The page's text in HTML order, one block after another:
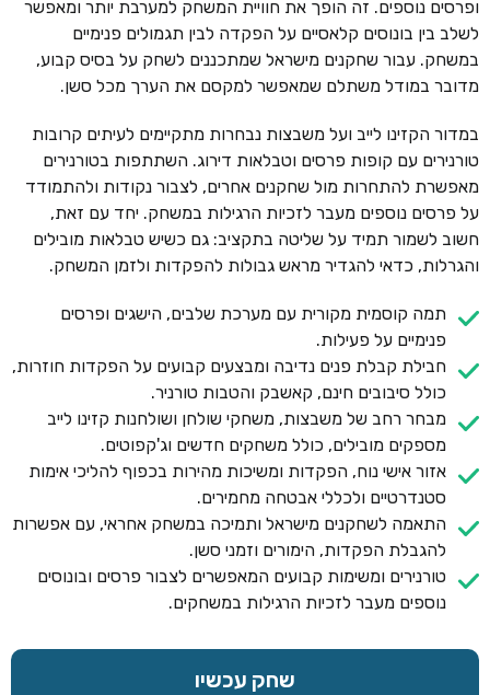
ופרסים נוספים. זה הופך את חוויית המשחק למערבת יותר ומאפשר
לשלב בין בונוסים קלאסיים על הפקדה לבין תגמולים פנימיים
במשחק. עבור שחקנים מישראל שמתכננים לשחק על בסיס קבוע,
מדובר במודל משתלם שמאפשר למקסם את הערך מכל סשן.
במדור הקזינו לייב ועל משבצות נבחרות מתקיימים לעיתים קרובות
טורנירים עם קופות פרסים וטבלאות דירוג. השתתפות בטורנירים
מאפשרת להתחרות מול שחקנים אחרים, לצבור נקודות ולהתמודד
על פרסים נוספים מעבר לזכיות הרגילות במשחק. יחד עם זאת,
חשוב לשמור תמיד על שליטה בתקציב: גם כשיש טבלאות מובילים
והגרלות, כדאי להגדיר מראש גבולות להפקדות ולזמן המשחק.
תמה קוסמית מקורית עם מערכת שלבים, הישגים ופרסים
פנימיים על פעילות.
חבילת קבלת פנים נדיבה ומבצעים קבועים על הפקדות חוזרות,
כולל סיבובים חינם, קאשבק והטבות טורניר.
מבחר רחב של משבצות, משחקי שולחן ושולחנות קזינו לייב
מספקים מובילים, כולל משחקים חדשים וג'קפוטים.
אזור אישי נוח, הפקדות ומשיכות מהירות בכפוף להליכי אימות
סטנדרטיים ולכללי אבטחה מחמירים.
התאמה לשחקנים מישראל ותמיכה במשחק אחראי, עם אפשרות
להגבלת הפקדות, הימורים וזמני סשן.
טורנירים ומשימות קבועים המאפשרים לצבור פרסים ובונוסים
נוספים מעבר לזכיות הרגילות במשחקים.
שחק עכשיו